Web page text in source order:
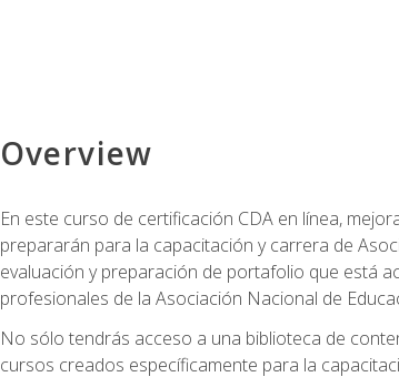
Overview
En este curso de certificación CDA en línea,
prepararán para la capacitación y carrera de
evaluación y preparación de portafolio que está
profesionales de la Asociación Nacional de
No sólo tendrás acceso a una biblioteca de
cursos creados específicamente para la